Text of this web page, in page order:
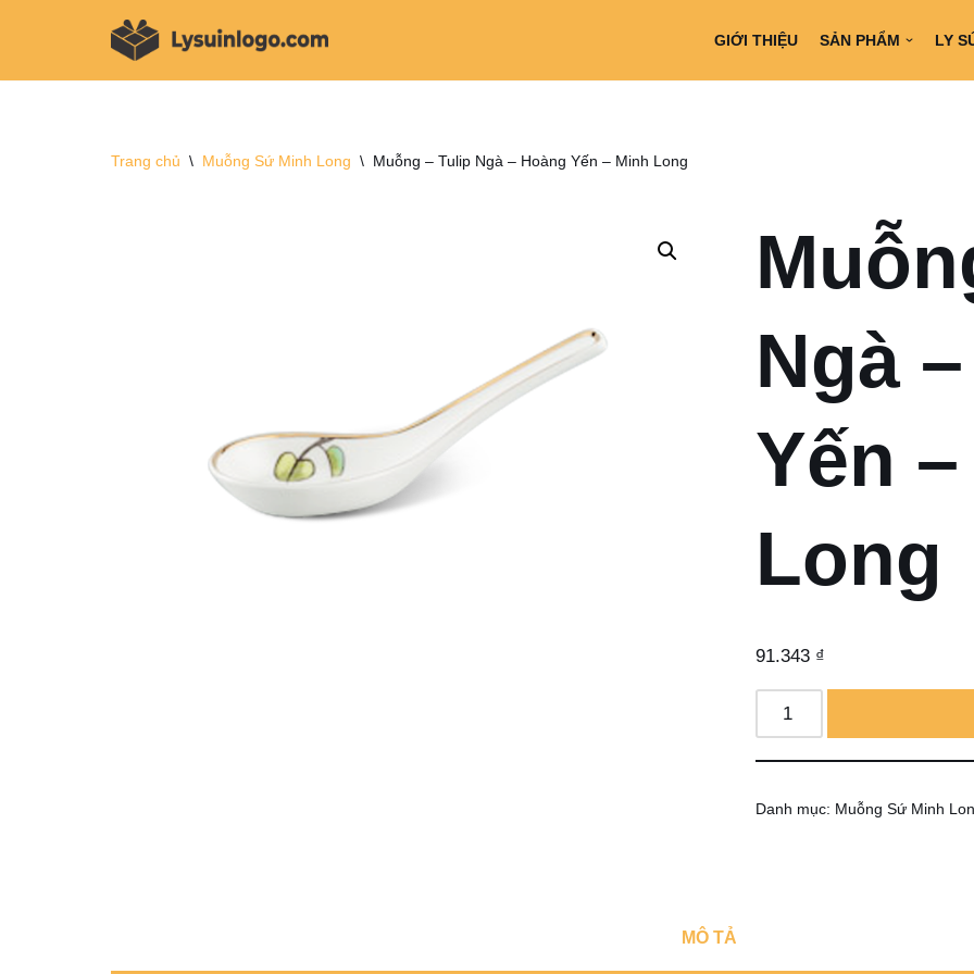
GIỚI THIỆU SẢN PHẨM LY
Trang chủ \ Muỗng Sứ Minh Long \ Muỗng – Tulip Ngà – Hoàng Yến – Minh Long
Ngà
Yến
Long
91.343 ₫
Danh mục: Muỗng Sứ Minh
MÔ TẢ